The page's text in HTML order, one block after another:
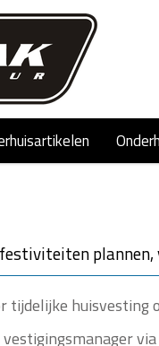
tijdelijke